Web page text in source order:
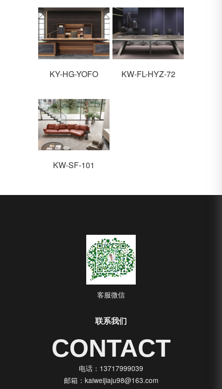
KY-HG-YOFO KW-FL-HYZ-72
KW-SF-101
客服微信
联系我们
CONTACT
电话：13717999039
邮箱：kaiweijiaju98@163.com